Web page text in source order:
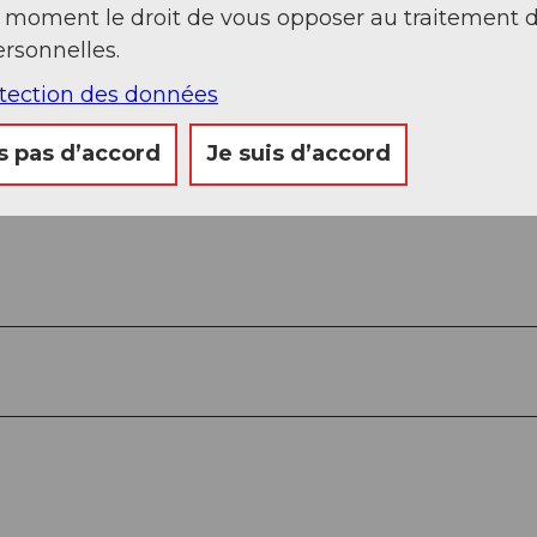
Sep Oct
le droit de vous opposer au traitement
des données
pas d’accord Je suis d’accord